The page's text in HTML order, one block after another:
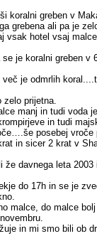
koralni greben v
grebena ali pa je
vsak hotel vsaj
je koralni greben
več je odmrlih
zelo prijetna.
manj in tudi voda
in tudi
posebej vroče
in sicer 2 krat v
že davnega leta
do 17h in se je
malce, do malce
in mi smo bili ob